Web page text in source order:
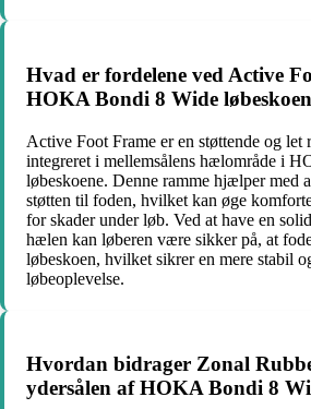
Hvad er fordelene ved Active
HOKA Bondi 8 Wide
Active Foot Frame er en støttende og let
integreret i mellemsålens hælområde i
løbeskoene. Denne ramme hjælper med
støtten til foden, hvilket kan øge
for skader under løb. Ved at have en
hælen kan løberen være sikker på, at
løbeskoen, hvilket sikrer en mere stabil
løbeoplevelse.
Hvordan bidrager Zonal
ydersålen af HOKA Bondi 8